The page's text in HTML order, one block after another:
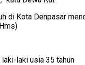
Kota Denpasar
laki usia 35 tahun